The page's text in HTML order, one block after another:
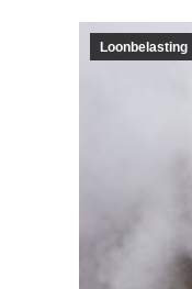
Loonbelasting